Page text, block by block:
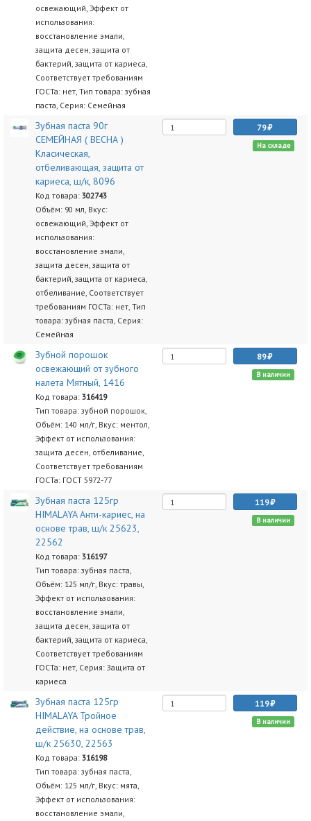
освежающий, Эффект от
использования:
восстановление эмали,
защита десен, защита от
бактерий, защита от кариеса,
Соответствует требованиям
ГОСТа: нет, Тип товара: зубная
паста, Серия: Семейная
Зубная паста 90г
СЕМЕЙНАЯ ( ВЕСНА )
Класическая,
отбеливающая, защита от
кариеса, ш/к, 8096
Код товара: 302743
Объём: 90 мл, Вкус:
освежающий, Эффект от
использования:
восстановление эмали,
защита десен, защита от
бактерий, защита от кариеса,
отбеливание, Соответствует
требованиям ГОСТа: нет, Тип
товара: зубная паста, Серия:
Семейная
79
На складе
Зубной порошок
освежающий от зубного
налета Мятный, 1416
Код товара: 316419
Тип товара: зубной порошок,
Объём: 140 мл/г, Вкус: ментол,
Эффект от использования:
защита десен, отбеливание,
Соответствует требованиям
ГОСТа: ГОСТ 5972-77
89
В наличии
Зубная паста 125гр
HIMALAYA Анти-кариес, на
основе трав, ш/к 25623,
22562
Код товара: 316197
Тип товара: зубная паста,
Объём: 125 мл/г, Вкус: травы,
Эффект от использования:
восстановление эмали,
защита десен, защита от
бактерий, защита от кариеса,
Соответствует требованиям
ГОСТа: нет, Серия: Защита от
кариеса
119
В наличии
Зубная паста 125гр
HIMALAYA Тройное
действие, на основе трав,
ш/к 25630, 22563
Код товара: 316198
Тип товара: зубная паста,
Объём: 125 мл/г, Вкус: мята,
Эффект от использования:
восстановление эмали,
119
В наличии